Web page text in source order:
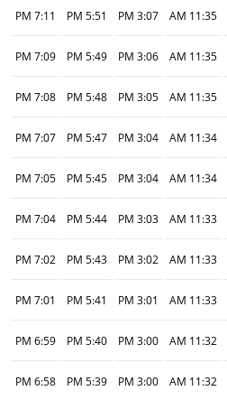
11:35 AM
3:07 PM
5:51 PM
7:11 PM
11:35 AM
3:06 PM
5:49 PM
7:09 PM
11:35 AM
3:05 PM
5:48 PM
7:08 PM
11:34 AM
3:04 PM
5:47 PM
7:07 PM
11:34 AM
3:04 PM
5:45 PM
7:05 PM
11:33 AM
3:03 PM
5:44 PM
7:04 PM
11:33 AM
3:02 PM
5:43 PM
7:02 PM
11:33 AM
3:01 PM
5:41 PM
7:01 PM
11:32 AM
3:00 PM
5:40 PM
6:59 PM
11:32 AM
3:00 PM
5:39 PM
6:58 PM